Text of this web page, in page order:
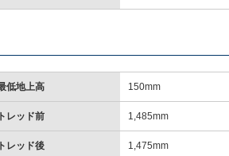
低地上高 150mm
トレッド前 1,485mm
トレッド後 1,475mm